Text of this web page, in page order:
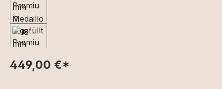
449,00 €*